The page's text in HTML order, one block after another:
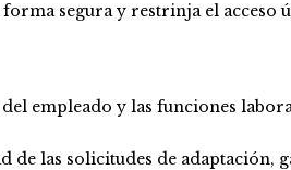
segura y restrinja el acceso
empleado y las funciones
de las solicitudes de adaptación,